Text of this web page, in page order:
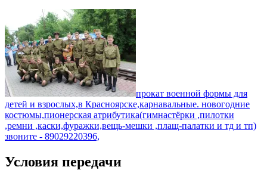
прокат военной формы для
детей и взрослых,в Красноярске,карнавальные. новогодние
костюмы,пионерская атрибутика(гимнастёрки ,пилотки
,ремни ,каски,фуражки,вещь-мешки ,плащ-палатки и тд и тп)
звоните - 89029220396,
Условия передачи